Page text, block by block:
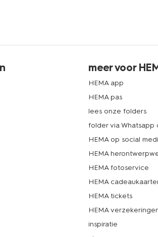
meer voor
HEMA app
HEMA pas
lees onze folders
folder via Whatsapp
HEMA op social
HEMA
HEMA fotoservice
HEMA
HEMA tickets
HEMA
inspiratie